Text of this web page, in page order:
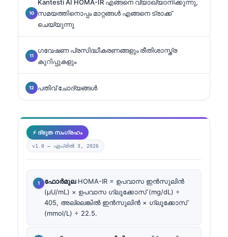
Kantesti AI HOMA-IR എങ്ങനെ വ്യാഖ്യാനിക്കുന്നു,
സമയത്തിനൊപ്പം മാറ്റങ്ങൾ എങ്ങനെ ട്രാക്ക്
ചെയ്യുന്നു
ഗവേഷണ പ്രസിദ്ധീകരണങ്ങളും രീതിശാസ്ത്ര
കുറിപ്പുകളും
പതിവ് ചോദ്യങ്ങൾ
⚡ ദ്രുത സംഗ്രഹം
v1.0 — ഏപ്രിൽ 3, 2026
ഫോർമുലHOMA-IR = ഉപവാസ ഇൻസുലിൻ
(µU/mL) × ഉപവാസ ഗ്ലൂക്കോസ് (mg/dL) ÷
405, അല്ലെങ്കിൽ ഇൻസുലിൻ × ഗ്ലൂക്കോസ്
(mmol/L) ÷ 22.5.